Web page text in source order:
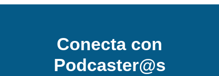
Conecta con
Podcaster@s